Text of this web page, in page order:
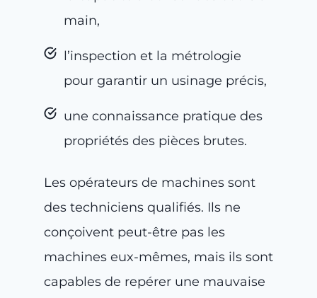
main,
l’inspection et la métrologie
pour garantir un usinage précis,
une connaissance pratique des
propriétés des pièces brutes.
Les opérateurs de machines sont
des techniciens qualifiés. Ils ne
conçoivent peut-être pas les
machines eux-mêmes, mais ils sont
capables de repérer une mauvaise